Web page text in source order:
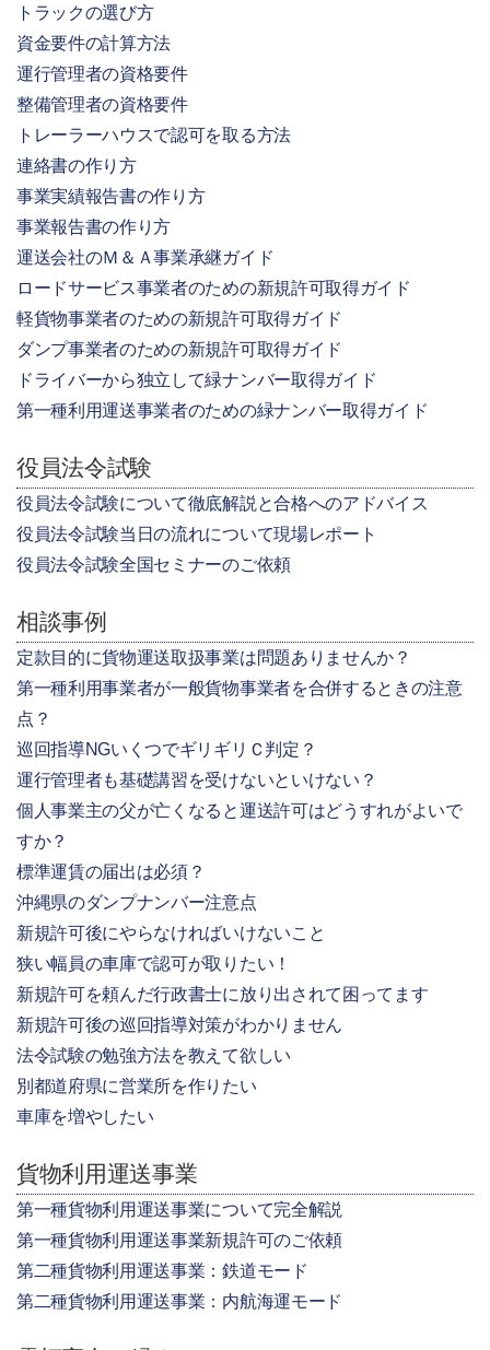
トラックの選び方
資金要件の計算方法
運行管理者の資格要件
整備管理者の資格要件
トレーラーハウスで認可を取る方法
連絡書の作り方
事業実績報告書の作り方
事業報告書の作り方
運送会社のＭ＆Ａ事業承継ガイド
ロードサービス事業者のための新規許可取得ガイド
軽貨物事業者のための新規許可取得ガイド
ダンプ事業者のための新規許可取得ガイド
ドライバーから独立して緑ナンバー取得ガイド
第一種利用運送事業者のための緑ナンバー取得ガイド
役員法令試験
役員法令試験について徹底解説と合格へのアドバイス
役員法令試験当日の流れについて現場レポート
役員法令試験全国セミナーのご依頼
相談事例
定款目的に貨物運送取扱事業は問題ありませんか？
第一種利用事業者が一般貨物事業者を合併するときの注意
点？
巡回指導NGいくつでギリギリＣ判定？
運行管理者も基礎講習を受けないといけない？
個人事業主の父が亡くなると運送許可はどうすれがよいで
すか？
標準運賃の届出は必須？
沖縄県のダンプナンバー注意点
新規許可後にやらなければいけないこと
狭い幅員の車庫で認可が取りたい！
新規許可を頼んだ行政書士に放り出されて困ってます
新規許可後の巡回指導対策がわかりません
法令試験の勉強方法を教えて欲しい
別都道府県に営業所を作りたい
車庫を増やしたい
貨物利用運送事業
第一種貨物利用運送事業について完全解説
第一種貨物利用運送事業新規許可のご依頼
第二種貨物利用運送事業：鉄道モード
第二種貨物利用運送事業：内航海運モード